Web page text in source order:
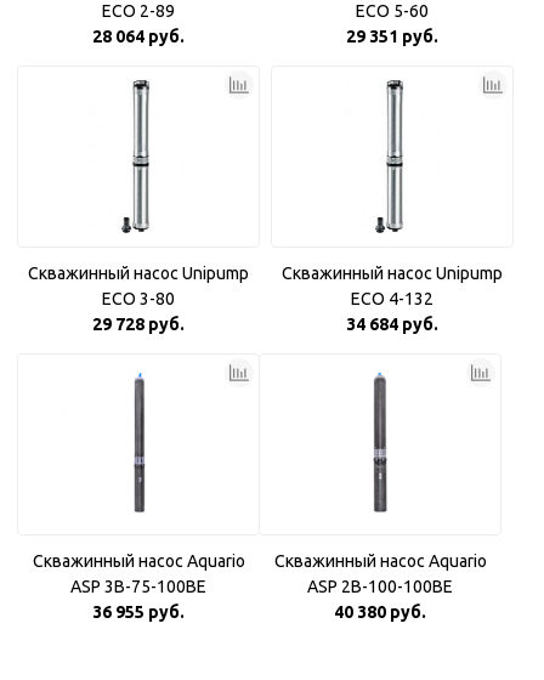
ECO 2-89
28 064 руб.
ECO 5-60
29 351 руб.
Скважинный насос Unipump
ECO 3-80
29 728 руб.
Скважинный насос Unipump
ECO 4-132
34 684 руб.
Скважинный насос Aquario
ASP 3B-75-100BE
36 955 руб.
Скважинный насос Aquario
ASP 2B-100-100BE
40 380 руб.